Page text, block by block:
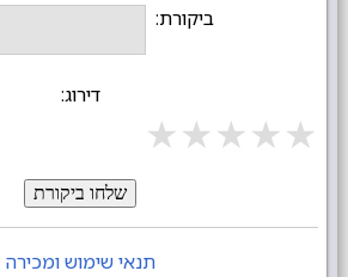
ביקורת:
דירוג:
★★★★★
שלחו ביקורת
תנאי שימוש ומכירה